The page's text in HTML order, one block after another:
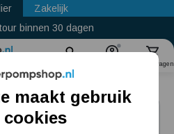
Zakelijk
binnen 30 dagen
Winkelwagen
maakt gebruik
cookies